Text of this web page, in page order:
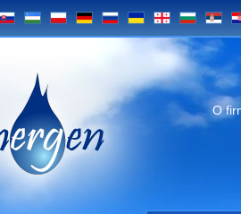
SK UZ PL DE RU UA GE BG SRB
Energen
O